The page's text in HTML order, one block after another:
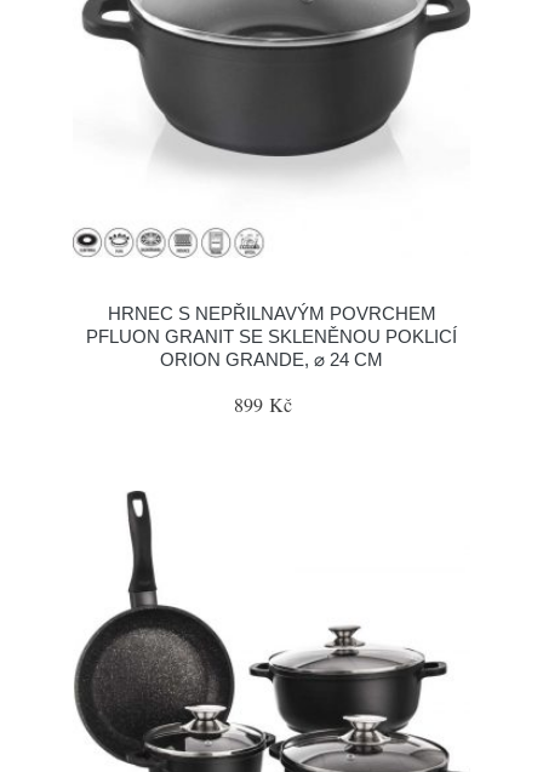
HRNEC S NEPŘILNAVÝM POVRCHEM
PFLUON GRANIT SE SKLENĚNOU POKLICÍ
ORION GRANDE, ⌀ 24 CM
899 Kč